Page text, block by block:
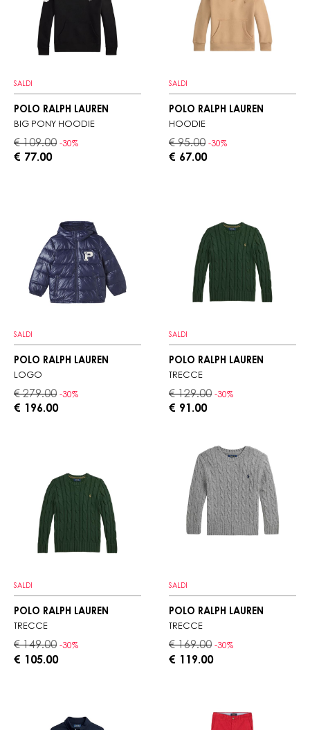
SALDI
POLO RALPH LAUREN
BIG PONY HOODIE
€ 109.00 -30%
€ 77.00
SALDI
POLO RALPH LAUREN
HOODIE
€ 95.00 -30%
€ 67.00
SALDI
POLO RALPH LAUREN
LOGO
€ 279.00 -30%
€ 196.00
SALDI
POLO RALPH LAUREN
TRECCE
€ 129.00 -30%
€ 91.00
SALDI
POLO RALPH LAUREN
TRECCE
€ 149.00 -30%
€ 105.00
SALDI
POLO RALPH LAUREN
TRECCE
€ 169.00 -30%
€ 119.00